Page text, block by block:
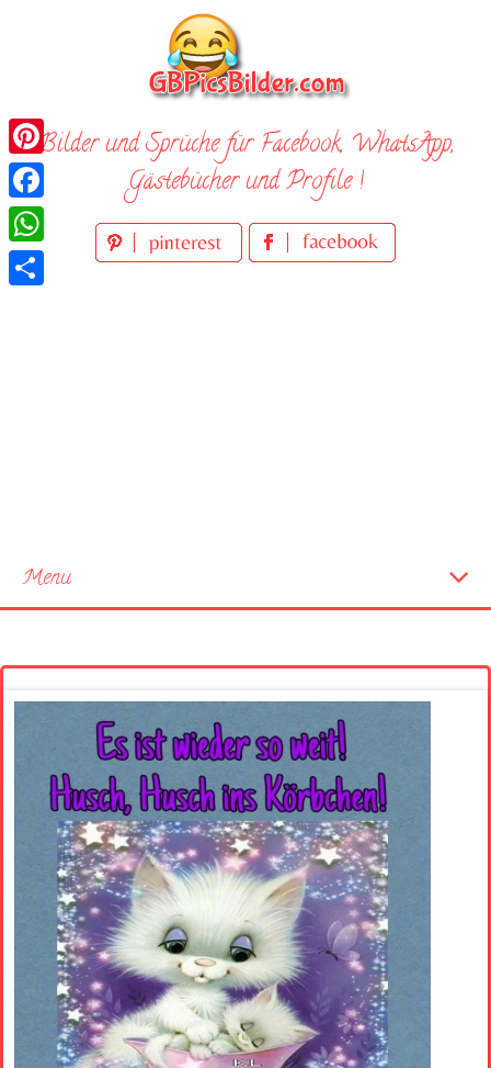
Bilder und Sprüche für Facebook, WhatsApp,
Gästebücher und Profile !
Menu
Pinterest
Facebook
WhatsApp